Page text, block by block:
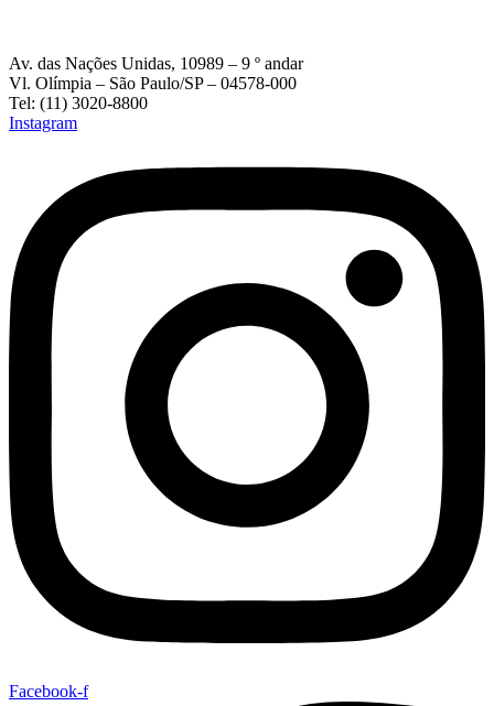
Av. das Nações Unidas, 10989 – 9 º andar
Vl. Olímpia – São Paulo/SP – 04578-000
Tel: (11) 3020-8800
Instagram
Facebook-f